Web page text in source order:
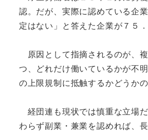
認。だが、実際に認めている企
定はない」と答えた企業が７５．
原因として指摘されるのが、
つ、どれだけ働いているかが不
の上限規制に抵触するかどうか
経団連も現状では慎重な立場
わらず副業・兼業を認めれば、